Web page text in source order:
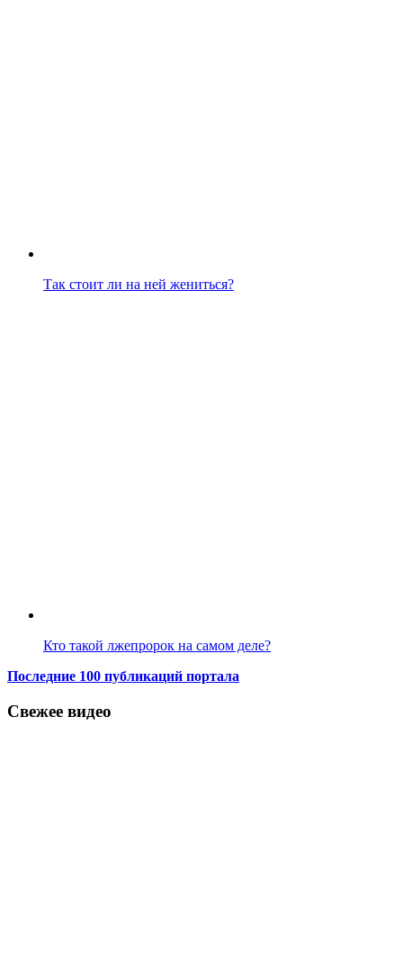
Так стоит ли на ней жениться?
Кто такой лжепророк на самом деле?
Последние 100 публикаций портала
Свежее видео